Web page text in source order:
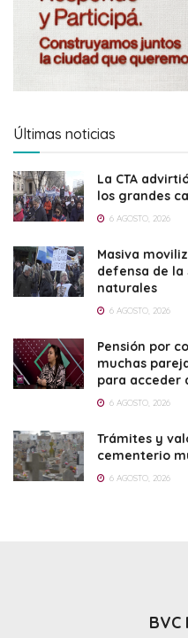
Últimas noticias
La CTA
los grandes
6 AGOSTO, 2026
Masiva
defensa de la
naturales
6 AGOSTO, 2026
Pensión por
muchas
para acceder
6 AGOSTO, 2026
Trámites y
cementerio
6 AGOSTO, 2026
BVC